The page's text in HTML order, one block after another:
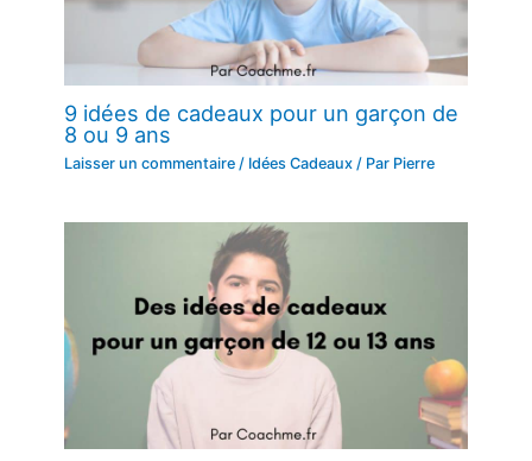
9 idées de cadeaux pour un garçon de
8 ou 9 ans
Laisser un commentaire / Idées Cadeaux / Par Pierre